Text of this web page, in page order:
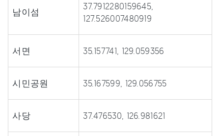
남이섬
37.7912280159645,
127.526007480919
서면 35.157741, 129.059356
시민공원 35.167599, 129.056755
사당 37.476530, 126.981621